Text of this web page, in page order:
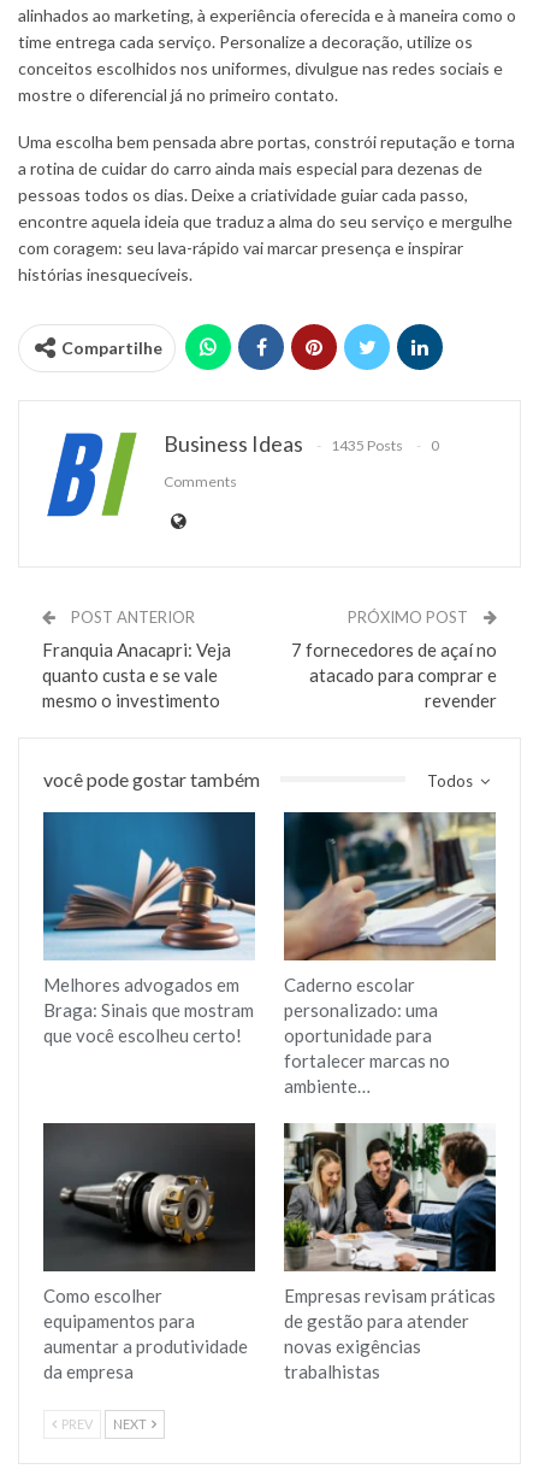
alinhados ao marketing, à experiência oferecida e à maneira como o
time entrega cada serviço. Personalize a decoração, utilize os
conceitos escolhidos nos uniformes, divulgue nas redes sociais e
mostre o diferencial já no primeiro contato.
Uma escolha bem pensada abre portas, constrói reputação e torna
a rotina de cuidar do carro ainda mais especial para dezenas de
pessoas todos os dias. Deixe a criatividade guiar cada passo,
encontre aquela ideia que traduz a alma do seu serviço e mergulhe
com coragem: seu lava-rápido vai marcar presença e inspirar
histórias inesquecíveis.
Compartilhe
Business Ideas 1435 Posts
0
Comments
POST ANTERIOR
Franquia Anacapri: Veja
quanto custa e se vale
mesmo o investimento
PRÓXIMO POST
7 fornecedores de açaí no
atacado para comprar e
revender
Todos
você pode gostar também
Melhores advogados em
Braga: Sinais que mostram
que você escolheu certo!
Caderno escolar
personalizado: uma
oportunidade para
fortalecer marcas no
ambiente…
Como escolher
equipamentos para
aumentar a produtividade
da empresa
Empresas revisam práticas
de gestão para atender
novas exigências
trabalhistas
PREV NEXT